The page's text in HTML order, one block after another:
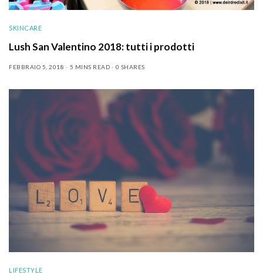
SKINCARE
Lush San Valentino 2018: tutti i prodotti
FEBBRAIO 5, 2018 5 MINS READ 0 SHARES
LIFESTYLE